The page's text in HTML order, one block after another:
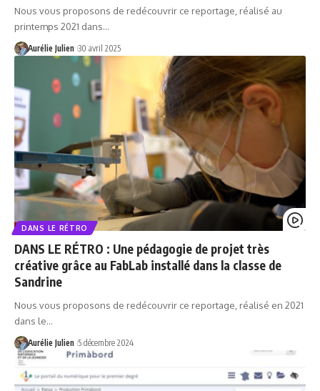
Nous vous proposons de redécouvrir ce reportage, réalisé au
printemps 2021 dans…
Aurélie Julien 30 avril 2025
DANS LE RÉTRO
DANS LE RÉTRO : Une pédagogie de projet très
créative grâce au FabLab installé dans la classe de
Sandrine
Nous vous proposons de redécouvrir ce reportage, réalisé en 2021
dans le…
Aurélie Julien 5 décembre 2024